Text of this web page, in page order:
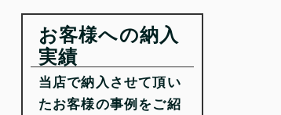
お客様への納入
実績
当店で納入させて頂い
たお客様の事例をご紹